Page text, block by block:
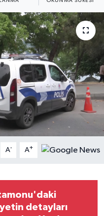
A- A+
detayları
izle